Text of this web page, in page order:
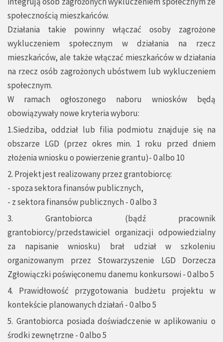
społecznością mieszkańców.
Działania takie powinny włączać osoby zagrożone
wykluczeniem społecznym w działania na rzecz
mieszkańców, ale także włączać mieszkańców w działania
na rzecz osób zagrożonych ubóstwem lub wykluczeniem
społecznym.
W ramach ogłoszonego naboru wniosków będą
obowiązywały nowe kryteria wyboru:
1.Siedziba, oddział lub filia podmiotu znajduje się na
obszarze LGD (przez okres min. 1 roku przed dniem
złożenia wniosku o powierzenie grantu)- 0 albo 10
2. Projekt jest realizowany przez grantobiorcę:
- spoza sektora finansów publicznych,
- z sektora finansów publicznych - 0 albo 3
3. Grantobiorca (bądź pracownik
grantobiorcy/przedstawiciel organizacji odpowiedzialny
za napisanie wniosku) brał udział w szkoleniu
organizowanym przez Stowarzyszenie LGD Dorzecza
Zgłowiączki poświęconemu danemu konkursowi - 0 albo 5
4. Prawidłowość przygotowania budżetu projektu w
kontekście planowanych działań - 0 albo 5
5. Grantobiorca posiada doświadczenie w aplikowaniu o
środki zewnętrzne - 0 albo 5